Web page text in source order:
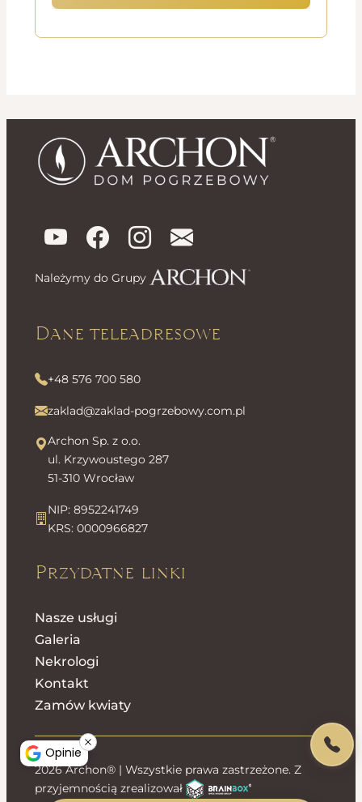
Należymy do Grupy
Dane teleadresowe
+48 576 700 580
zaklad@zaklad-pogrzebowy.com.pl
Archon Sp. z o.o.
ul. Krzywoustego 287
51-310 Wrocław
NIP: 8952241749
KRS: 0000966827
Przydatne linki
Nasze usługi
Galeria
Nekrologi
Kontakt
Zamów kwiaty
2026 Archon® | Wszystkie prawa zastrzeżone. Z
przyjemnością zrealizował
Opinie